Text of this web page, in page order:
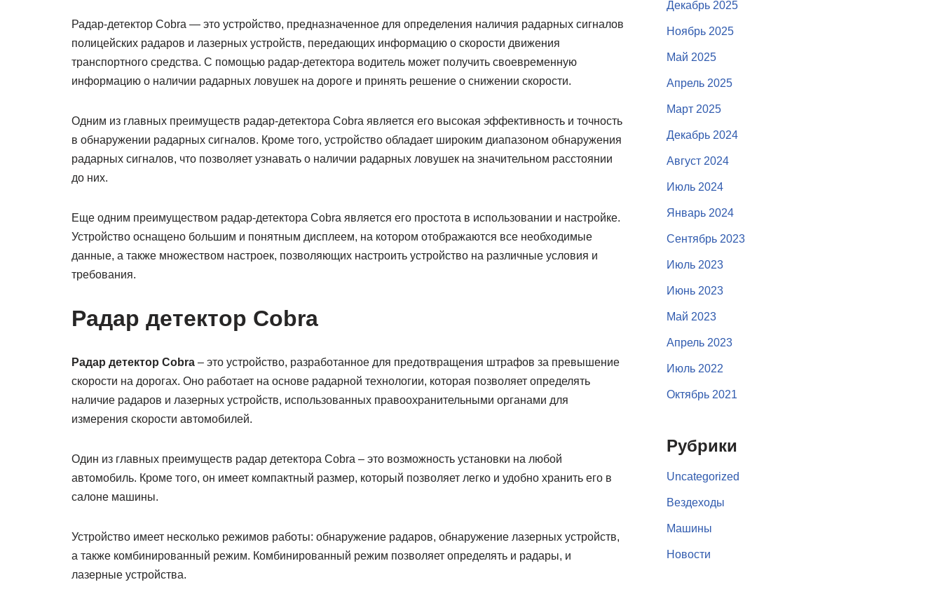
Радар-детектор Cobra — это устройство, предназначенное для определения наличия радарных сигналов
полицейских радаров и лазерных устройств, передающих информацию о скорости движения
транспортного средства. С помощью радар-детектора водитель может получить своевременную
информацию о наличии радарных ловушек на дороге и принять решение о снижении скорости.
Одним из главных преимуществ радар-детектора Cobra является его высокая эффективность и точность
в обнаружении радарных сигналов. Кроме того, устройство обладает широким диапазоном обнаружения
радарных сигналов, что позволяет узнавать о наличии радарных ловушек на значительном расстоянии
до них.
Еще одним преимуществом радар-детектора Cobra является его простота в использовании и настройке.
Устройство оснащено большим и понятным дисплеем, на котором отображаются все необходимые
данные, а также множеством настроек, позволяющих настроить устройство на различные условия и
требования.
Радар детектор Cobra
Радар детектор Cobra – это устройство, разработанное для предотвращения штрафов за превышение
скорости на дорогах. Оно работает на основе радарной технологии, которая позволяет определять
наличие радаров и лазерных устройств, использованных правоохранительными органами для
измерения скорости автомобилей.
Один из главных преимуществ радар детектора Cobra – это возможность установки на любой
автомобиль. Кроме того, он имеет компактный размер, который позволяет легко и удобно хранить его в
салоне машины.
Устройство имеет несколько режимов работы: обнаружение радаров, обнаружение лазерных устройств,
а также комбинированный режим. Комбинированный режим позволяет определять и радары, и
лазерные устройства.
Декабрь 2025
Ноябрь 2025
Май 2025
Апрель 2025
Март 2025
Декабрь 2024
Август 2024
Июль 2024
Январь 2024
Сентябрь 2023
Июль 2023
Июнь 2023
Май 2023
Апрель 2023
Июль 2022
Октябрь 2021
Рубрики
Uncategorized
Вездеходы
Машины
Новости